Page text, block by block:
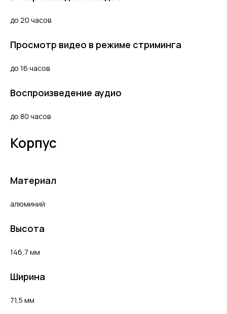
до 20 часов
Просмотр видео в режиме стриминга
до 16 часов
Воспроизведение аудио
до 80 часов
Корпус
Материал
алюминий
Высота
146,7 мм
Ширина
71,5 мм